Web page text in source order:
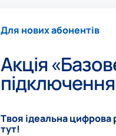
Для нових абонентів
Акція
Твоя ідеальна цифрова
тут!